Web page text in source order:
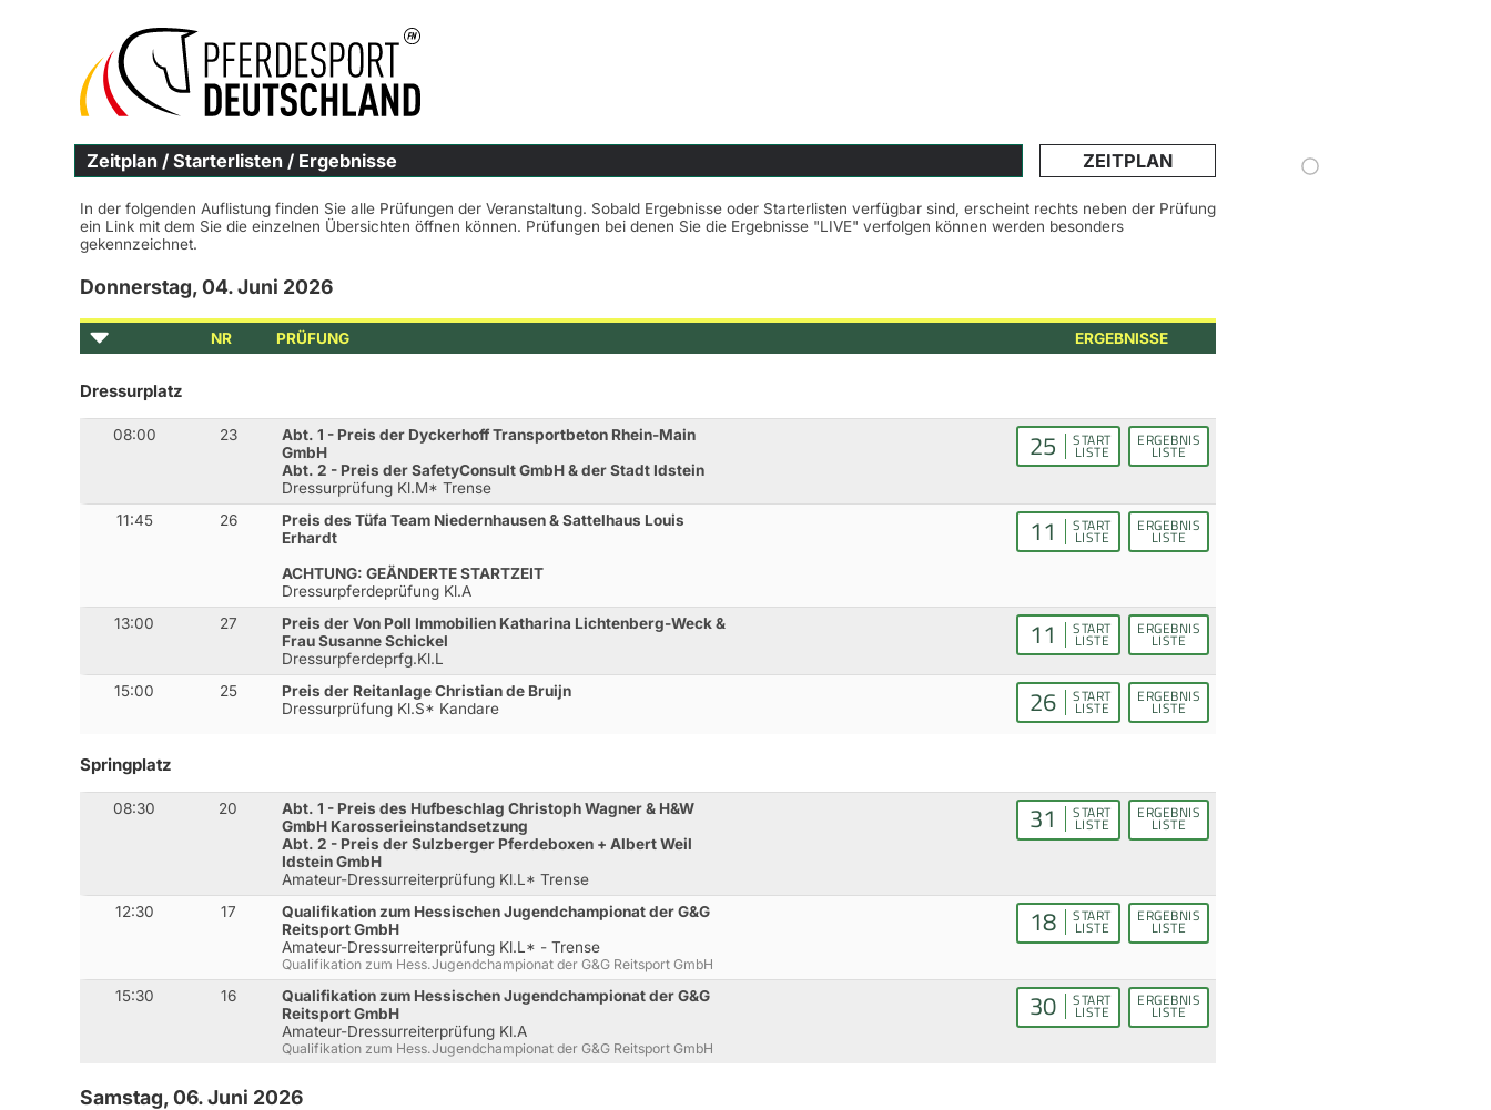
Zeitplan / Starterlisten / Ergebnisse ZEITPLAN
In der folgenden Auflistung finden Sie alle Prüfungen der Veranstaltung. Sobald Ergebnisse oder Starterlisten verfügbar sind, erscheint rechts neben der Prüfung
ein Link mit dem Sie die einzelnen Übersichten öffnen können. Prüfungen bei denen Sie die Ergebnisse "LIVE" verfolgen können werden besonders
gekennzeichnet.
Donnerstag, 04. Juni 2026
NR PRÜFUNG ERGEBNISSE
Dressurplatz
08:00 23
Abt. 1 - Preis der Dyckerhoff Transportbeton Rhein-Main
GmbH
Abt. 2 - Preis der SafetyConsult GmbH & der Stadt Idstein
Dressurprüfung Kl.M* Trense
25 START
LISTE
ERGEBNIS
LISTE
11:45 26
Preis des Tüfa Team Niedernhausen & Sattelhaus Louis
Erhardt
ACHTUNG: GEÄNDERTE STARTZEIT
Dressurpferdeprüfung Kl.A
11 START
LISTE
ERGEBNIS
LISTE
13:00 27
Preis der Von Poll Immobilien Katharina Lichtenberg-Weck &
Frau Susanne Schickel
Dressurpferdeprfg.Kl.L
11 START
LISTE
ERGEBNIS
LISTE
15:00 25
Preis der Reitanlage Christian de Bruijn
Dressurprüfung Kl.S* Kandare
26 START
LISTE
ERGEBNIS
LISTE
Springplatz
08:30 20
Abt. 1 - Preis des Hufbeschlag Christoph Wagner & H&W
GmbH Karosserieinstandsetzung
Abt. 2 - Preis der Sulzberger Pferdeboxen + Albert Weil
Idstein GmbH
Amateur-Dressurreiterprüfung Kl.L* Trense
31 START
LISTE
ERGEBNIS
LISTE
12:30 17
Qualifikation zum Hessischen Jugendchampionat der G&G
Reitsport GmbH
Amateur-Dressurreiterprüfung Kl.L* - Trense
Qualifikation zum Hess.Jugendchampionat der G&G Reitsport GmbH
18 START
LISTE
ERGEBNIS
LISTE
15:30 16
Qualifikation zum Hessischen Jugendchampionat der G&G
Reitsport GmbH
Amateur-Dressurreiterprüfung Kl.A
Qualifikation zum Hess.Jugendchampionat der G&G Reitsport GmbH
30 START
LISTE
ERGEBNIS
LISTE
Samstag, 06. Juni 2026